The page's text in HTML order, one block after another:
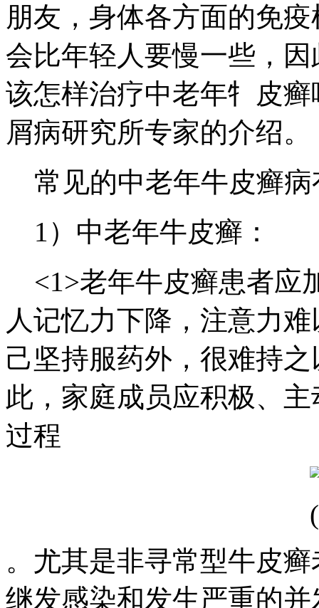
朋友，身体各方面的免
会比年轻人要慢一些，
该怎样治疗中老年牜皮
屑病研究所专家的介绍。
常见的中老年牛皮癣病
1）中老年牛皮癣：
<1>老年牛皮癣患者应
人记忆力下降，注意力
己坚持服药外，很难持
此，家庭成员应积极、
过程
。尤其是非寻常型牛皮
继发感染和发生严重的并